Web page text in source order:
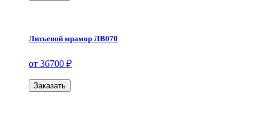
Литьевой мрамор ЛВ070
от 36700 ₽
Заказать